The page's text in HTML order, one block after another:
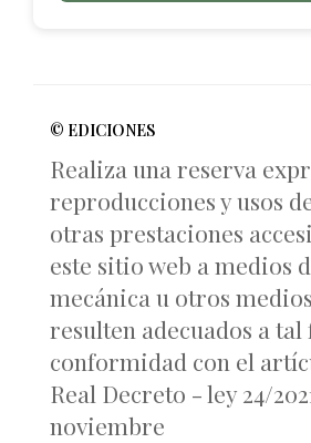
© EDICIONES
Realiza una reserva
reproducciones y usos
otras prestaciones
este sitio web a medios
mecánica u otros
resulten adecuados a tal
conformidad con el
Real Decreto - ley 24/
noviembre